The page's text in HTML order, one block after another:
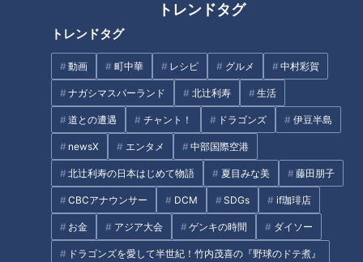
トレンドタグ
トレンドタグ
動画 町中華 レシピ グルメ 中村彩賀
ナガシマスパーランド 北辻利寿 生活
道との遭遇 チャント！ ドラゴンズ 伊豆半島
newsX エンタメ 中部国際空港
北辻利寿の日本はじめて物語 夏目みな美 藤田朋子
CBCアナウンサー DCM SDGs if珈琲店
お金 アジア大会 ゲンキの時間 ダイソー
ドラゴンズを愛して半世紀！竹内茂喜の『野球のドテ煮』
観光マップには載っていな
い！？伊勢神宮の穴場スポッ
ト！国内外からお客さんが来る
たこ焼き店とは？
【太田×石井のデララバ】東海
地方 温泉ランキング
タグ
エンタメ うなぎ ひつまぶし 三重
愛知 相撲 石井亮次